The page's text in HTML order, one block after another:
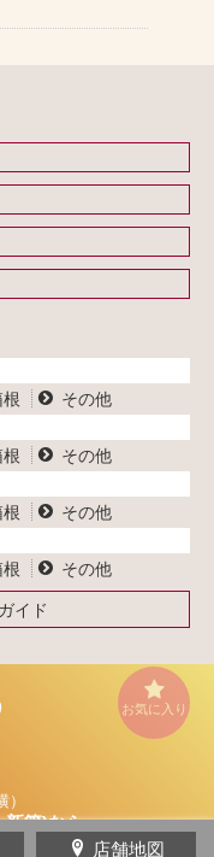
その他
その他
その他
その他
イド
お気に入り
新築)なら
店舗地図